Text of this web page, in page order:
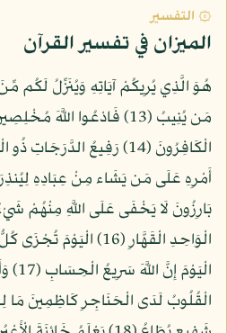
۞ التفسير
الميزان في تفسير القرآن
هُوَ الَّذِي يُرِيكُمْ آيَاتِهِ وَيُنَزِّلُ لَكُم
مَن يُنِيبُ (13) فَادْعُوا اللَّهَ
الْكَافِرُونَ (14) رَفِيعُ
بَارِزُونَ لَا يَخْفَى عَلَى اللَّهِ مِنْهُمْ
الْوَاحِدِ الْقَهَّارِ (16)
الْقُلُوبُ لَدَى الْحَنَاجِرِ كَاظِمِينَ مَا